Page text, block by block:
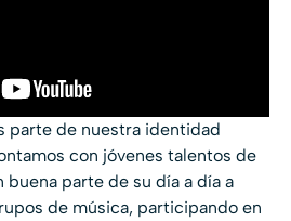
parte de nuestra identidad
con jóvenes talentos de
buena parte de su día a día a
de música, participando en